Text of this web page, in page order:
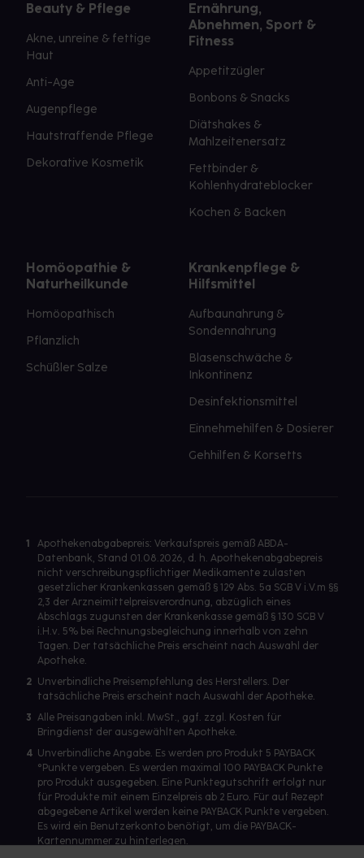
Beauty & Pflege
Akne, unreine & fettige
Haut
Anti-Age
Augenpflege
Hautstraffende Pflege
Dekorative Kosmetik
Ernährung,
Abnehmen, Sport &
Fitness
Appetitzügler
Bonbons & Snacks
Diätshakes &
Mahlzeitenersatz
Fettbinder &
Kohlenhydrateblocker
Kochen & Backen
Homöopathie &
Naturheilkunde
Homöopathisch
Pflanzlich
Schüßler Salze
Krankenpflege &
Hilfsmittel
Aufbaunahrung &
Sondennahrung
Blasenschwäche &
Inkontinenz
Desinfektionsmittel
Einnehmehilfen & Dosierer
Gehhilfen & Korsetts
1
Apothekenabgabepreis: Verkaufspreis gemäß ABDA-
Datenbank, Stand 01.08.2026, d. h. Apothekenabgabepreis
nicht verschreibungspflichtiger Medikamente zulasten
gesetzlicher Krankenkassen gemäß § 129 Abs. 5a SGB V i.V.m §§
2,3 der Arzneimittelpreisverordnung, abzüglich eines
Abschlags zugunsten der Krankenkasse gemäß § 130 SGB V
i.H.v. 5% bei Rechnungsbegleichung innerhalb von zehn
Tagen. Der tatsächliche Preis erscheint nach Auswahl der
Apotheke.
2 Unverbindliche Preisempfehlung des Herstellers. Der
tatsächliche Preis erscheint nach Auswahl der Apotheke.
3 Alle Preisangaben inkl. MwSt., ggf. zzgl. Kosten für
Bringdienst der ausgewählten Apotheke.
4 Unverbindliche Angabe. Es werden pro Produkt 5 PAYBACK
°Punkte vergeben. Es werden maximal 100 PAYBACK Punkte
pro Produkt ausgegeben. Eine Punktegutschrift erfolgt nur
für Produkte mit einem Einzelpreis ab 2 Euro. Für auf Rezept
abgegebene Artikel werden keine PAYBACK Punkte vergeben.
Es wird ein Benutzerkonto benötigt, um die PAYBACK-
Kartennummer zu hinterlegen.